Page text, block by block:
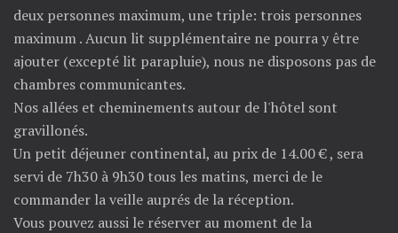
deux personnes maximum, une triple: trois personnes
maximum . Aucun lit supplémentaire ne pourra y être
ajouter (excepté lit parapluie), nous ne disposons pas de
chambres communicantes.
Nos allées et cheminements autour de l'hôtel sont
gravillonés.
Un petit déjeuner continental, au prix de 14.00 € , sera
servi de 7h30 à 9h30 tous les matins, merci de le
commander la veille auprés de la réception.
Vous pouvez aussi le réserver au moment de la